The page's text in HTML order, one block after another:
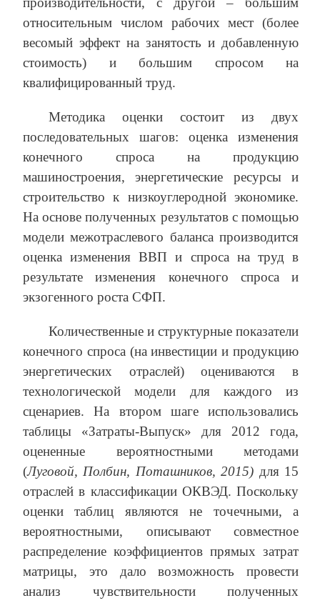
относительным числом рабочих мест (более
весомый эффект на занятость и добавленную
стоимость) и большим спросом на
квалифицированный труд.
Методика оценки состоит из двух
последовательных шагов: оценка изменения
конечного спроса на продукцию
машиностроения, энергетические ресурсы и
строительство к низкоуглеродной экономике.
На основе полученных результатов с помощью
модели межотраслевого баланса производится
оценка изменения ВВП и спроса на труд в
результате изменения конечного спроса и
экзогенного роста СФП.
Количественные и структурные показатели
конечного спроса (на инвестиции и продукцию
энергетических отраслей) оцениваются в
технологической модели для каждого из
сценариев. На втором шаге использовались
таблицы «Затраты-Выпуск» для 2012 года,
оцененные вероятностными методами
(Луговой, Полбин, Поташников, 2015) для 15
отраслей в классификации ОКВЭД. Поскольку
оценки таблиц являются не точечными, а
вероятностными, описывают совместное
распределение коэффициентов прямых затрат
матрицы, это дало возможность провести
анализ чувствительности полученных